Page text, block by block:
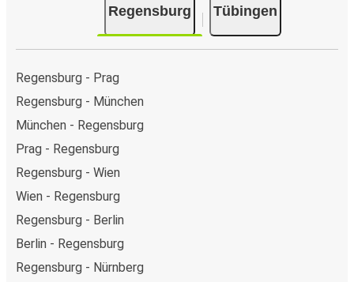
Regensburg Tübingen
Regensburg - Prag
Regensburg - München
München - Regensburg
Prag - Regensburg
Regensburg - Wien
Wien - Regensburg
Regensburg - Berlin
Berlin - Regensburg
Regensburg - Nürnberg